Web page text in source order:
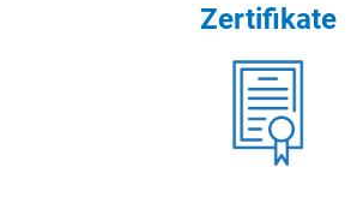
Zertifikate